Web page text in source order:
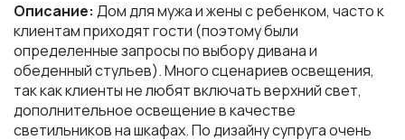
Описание: Дом для мужа и жены с ребенком, часто к
клиентам приходят гости (поэтому были
определенные запросы по выбору дивана и
обеденный стульев). Много сценариев освещения,
так как клиенты не любят включать верхний свет,
дополнительное освещение в качестве
светильников на шкафах. По дизайну супруга очень